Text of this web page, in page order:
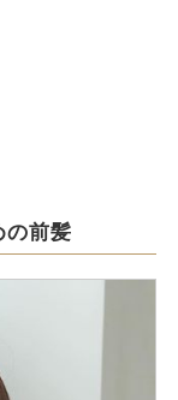
の前髪